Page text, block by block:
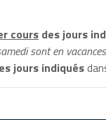
cours des jours
sont en
jours indiqués